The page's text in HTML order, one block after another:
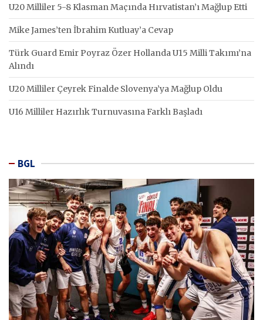
U20 Milliler 5-8 Klasman Maçında Hırvatistan’ı Mağlup Etti
Mike James’ten İbrahim Kutluay’a Cevap
Türk Guard Emir Poyraz Özer Hollanda U15 Milli Takımı’na
Alındı
U20 Milliler Çeyrek Finalde Slovenya’ya Mağlup Oldu
U16 Milliler Hazırlık Turnuvasına Farklı Başladı
BGL